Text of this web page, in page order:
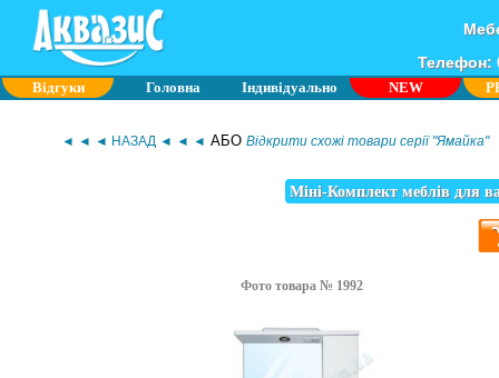
Телефон:
Відгуки Головна Індивідуально NEW
◄ ◄ ◄ НАЗАД ◄ ◄ ◄ АБО Відкрити схожі товари серії "Ямайка"
Міні-Комплект меблів для
Фото товара № 1992